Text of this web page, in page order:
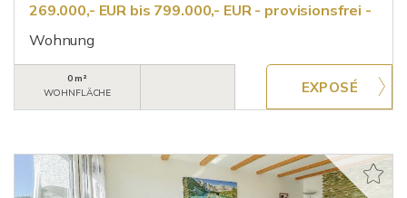
269.000,- EUR bis 799.000,- EUR - provisionsfrei -
Wohnung
0 m²
WOHNFLÄCHE